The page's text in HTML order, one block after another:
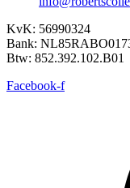
KvK: 56990324
Bank:
Btw: 852.392.102.B01
Facebook-f